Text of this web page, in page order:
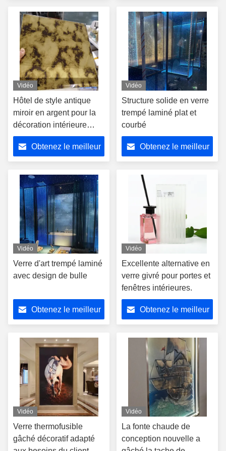
Vidéo
Hôtel de style antique
miroir en argent pour la
décoration intérieure
Taille personnalisée
Obtenez le meilleur
Vidéo
Structure solide en verre
trempé laminé plat et
courbé
Obtenez le meilleur
Vidéo
Verre d'art trempé laminé
avec design de bulle
Obtenez le meilleur
Vidéo
Excellente alternative en
verre givré pour portes et
fenêtres intérieures.
Obtenez le meilleur
Vidéo
Verre thermofusible
gâché décoratif adapté
Vidéo
La fonte chaude de
conception nouvelle a